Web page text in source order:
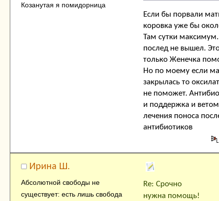
Козанутая я помидорница
Если бы порвали
коровка уже бы
Там сутки
послед не вышел.
только Женечка
Но по моему если
закрылась то
не поможет.
и поддержка и
лечения поноса
антибиотиков
Ирина Ш.
Абсолютной свободы не
существует: есть лишь свобода
Re: Срочно
нужна помощь!